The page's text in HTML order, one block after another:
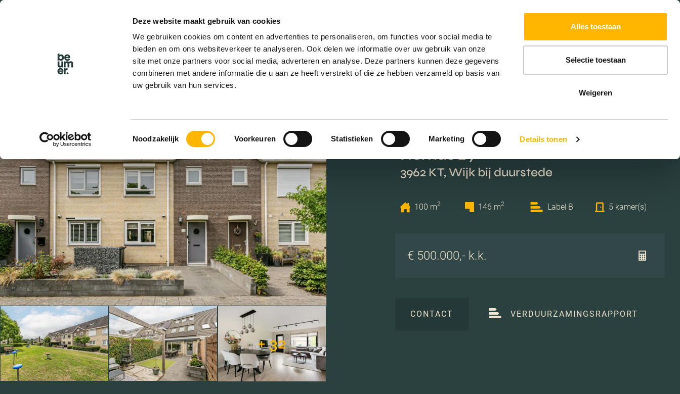
Deze website maakt gebruik van cookies
We gebruiken cookies om content en advertenties te personaliseren, om functies voor social media te
bieden en om ons websiteverkeer te analyseren. Ook delen we informatie over uw gebruik van onze
site met onze partners voor social media, adverteren en analyse. Deze partners kunnen deze gegevens
combineren met andere informatie die u aan ze heeft verstrekt of die ze hebben verzameld op basis van
uw gebruik van hun services.
Toestemmingsselectie
Noodzakelijk Voorkeuren Statistieken Marketing Details tonen
Alles toestaan
Selectie toestaan
Weigeren
EXTRA DIENSTEN
+ 32
Remus 29
3962 KT, Wijk bij duurstede
100 m2 146 m2 Label B 5 kamer(s)
€ 500.000,- k.k.
CONTACT VERDUURZAMINGSRAPPORT